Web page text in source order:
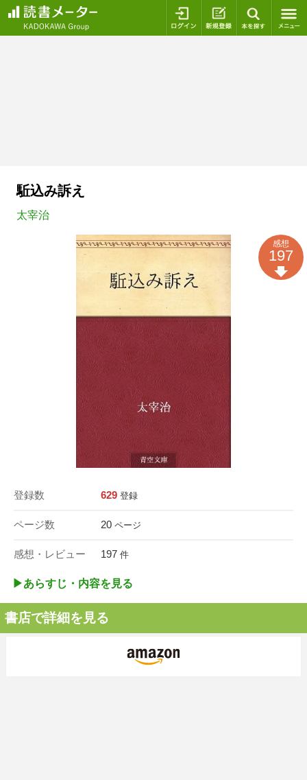
ログイン 新規登録
駈込み訴え
太宰治
登録数 629 登録
ページ数 20 ページ
感想・レビュー 197 件
感想
197
▶︎あらすじ・内容を見る
書店で詳細を見る